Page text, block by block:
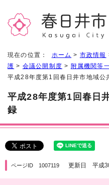
現在の位置： ホーム > 市政情報
護 > 会議公開制度 > 附属機関等
平成28年度第1回春日井市地域公
平成28年度第1回春日
録
ページID 1007119 更新日 平成